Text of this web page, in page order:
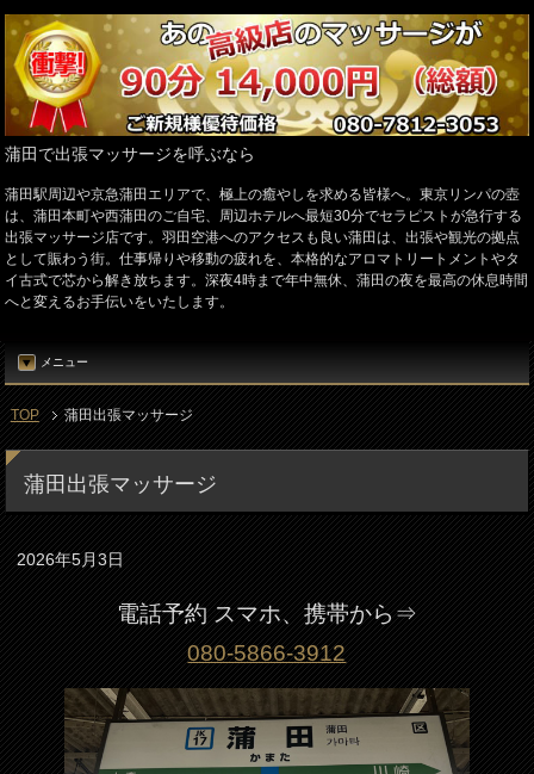
蒲田で出張マッサージを呼ぶなら
蒲田駅周辺や京急蒲田エリアで、極上の癒やしを求める皆様へ。東京リンパの壺
は、蒲田本町や西蒲田のご自宅、周辺ホテルへ最短30分でセラピストが急行する
出張マッサージ店です。羽田空港へのアクセスも良い蒲田は、出張や観光の拠点
として賑わう街。仕事帰りや移動の疲れを、本格的なアロマトリートメントやタ
イ古式で芯から解き放ちます。深夜4時まで年中無休、蒲田の夜を最高の休息時間
へと変えるお手伝いをいたします。
メニュー
TOP 蒲田出張マッサージ
蒲田出張マッサージ
2026年5月3日
電話予約 スマホ、携帯から⇒
080-5866-3912